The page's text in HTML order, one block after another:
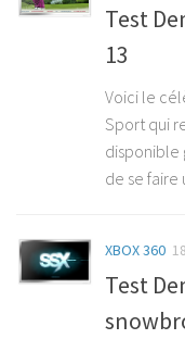
Test
13
Voici le
Sport qui
disponible
de se faire
XBOX 360
Test